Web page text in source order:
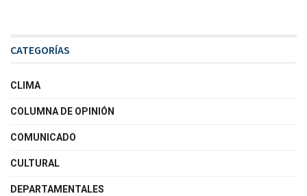
CATEGORÍAS
CLIMA
COLUMNA DE OPINIÓN
COMUNICADO
CULTURAL
DEPARTAMENTALES